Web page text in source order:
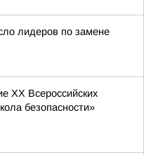
лидеров по замене
XX Всероссийских
безопасности»